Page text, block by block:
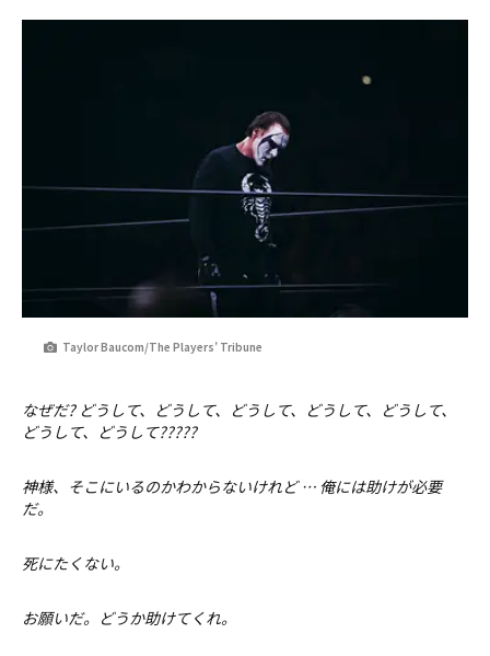
Taylor Baucom/The Players’ Tribune
なぜだ? どうして、どうして、どうして、どうして、どうして、
どうして、どうして?????
神様、そこにいるのかわからないけれど … 俺には助けが必要
だ。
死にたくない。
お願いだ。どうか助けてくれ。